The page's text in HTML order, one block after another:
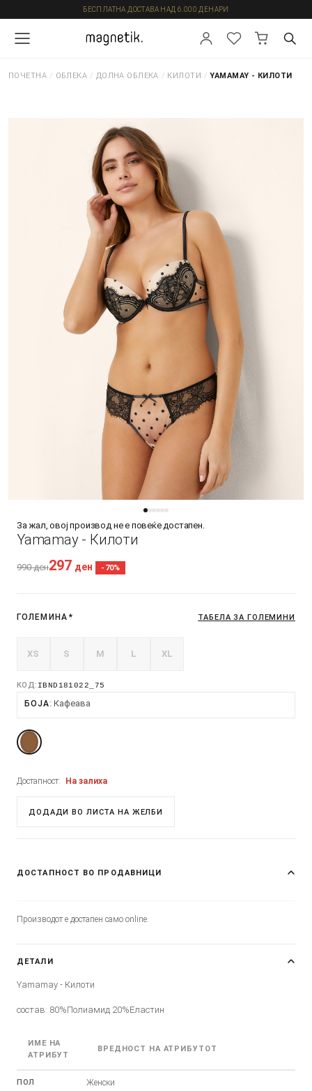
БЕСПЛАТНА ДОСТАВА НАД 6.000 ДЕНАРИ
ПОЧЕТНА / ОБЛЕКА / ДОЛНА ОБЛЕКА / КИЛОТИ / YAMAMAY - КИЛОТИ
За жал, овој производ не е повеќе достапен.
Yamamay - Килоти
990ден297 ден -70%
ГОЛЕМИНА * ТАБЕЛА ЗА ГОЛЕМИНИ
XS S M L XL
КОД: IBND181022_75
БОЈА Кафеава
Достапност: На залиха
ДОДАДИ ВО ЛИСТА НА ЖЕЛБИ
ДОСТАПНОСТ ВО ПРОДАВНИЦИ
Производот е достапен само online.
ДЕТАЛИ
Yamamay - Килоти
состав: 80%Полиамид 20%Еластин
ИМЕ НА
АТРИБУТ
ВРЕДНОСТ НА АТРИБУТОТ
ПОЛ Женски